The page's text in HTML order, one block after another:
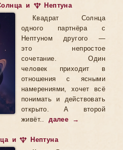
и ♆ Нептуна
Квадрат Солнца
одного партнёра с
Нептуном другого —
это непростое
сочетание. Один
человек приходит в
отношения с ясными
намерениями, хочет всё
понимать и действовать
открыто. А второй
живёт.. далее →
и ♆ Нептуна